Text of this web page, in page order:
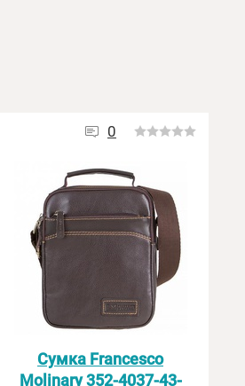
0
Сумка Francesco
Molinary 352-4037-43-